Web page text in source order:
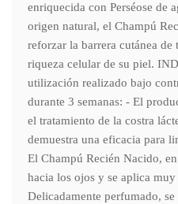
enriquecida con Perséose de
origen natural, el Champú
reforzar la barrera cutánea de
riqueza celular de su piel.
utilización realizado bajo
durante 3 semanas: - El
el tratamiento de la costra
demuestra una eficacia para
El Champú Recién Nacido,
hacia los ojos y se aplica
Delicadamente perfumado,